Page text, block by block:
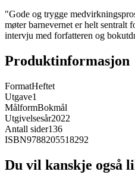
"Gode og trygge
møter barnevernet er helt sentralt
intervju med forfatteren og
Produktinformasjon
FormatHeftet
Utgave1
MålformBokmål
Utgivelsesår2022
Antall sider136
ISBN9788205518292
Du vil kanskje også